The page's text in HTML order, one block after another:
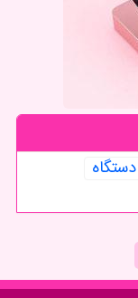
دستگاه